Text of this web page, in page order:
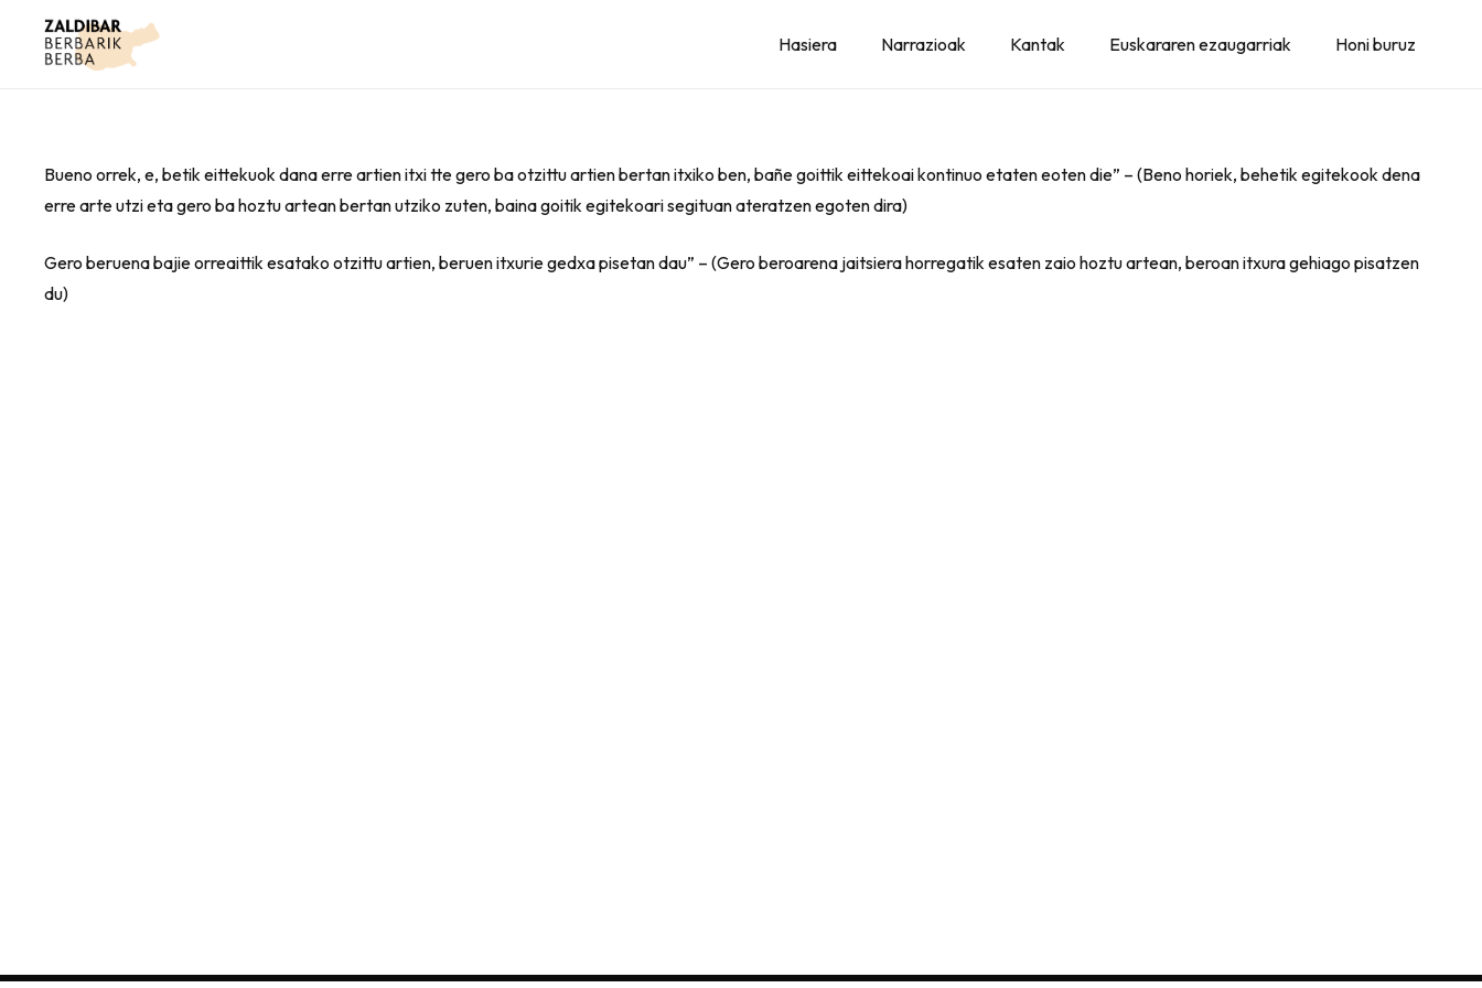
Hasiera Narrazioak Kantak Euskararen ezaugarriak Honi buruz
Bueno orrek, e, betik eittekuok dana erre artien itxi tte gero ba otzittu artien bertan itxiko ben, bañe goittik eittekoai kontinuo etaten eoten die” – (Beno horiek, behetik egitekook dena
erre arte utzi eta gero ba hoztu artean bertan utziko zuten, baina goitik egitekoari segituan ateratzen egoten dira)
Gero beruena bajie orreaittik esatako otzittu artien, beruen itxurie gedxa pisetan dau” – (Gero beroarena jaitsiera horregatik esaten zaio hoztu artean, beroan itxura gehiago pisatzen
du)